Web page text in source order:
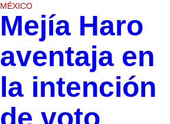
MÉXICO
Mejía Haro
aventaja en
la intención